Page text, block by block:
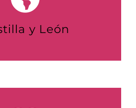
y León